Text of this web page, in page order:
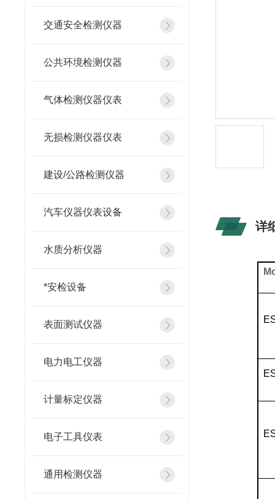
交通安全检测仪器
公共环境检测仪器
气体检测仪器仪表
无损检测仪器仪表
建设/公路检测仪器
汽车仪器仪表设备
水质分析仪器
*安检设备
表面测试仪器
电力电工仪器
计量标定仪器
电子工具仪表
通用检测仪器
详